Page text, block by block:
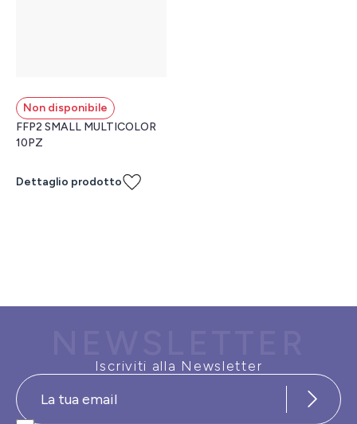
Non disponibile
FFP2 SMALL MULTICOLOR
10PZ
Dettaglio prodotto
Iscriviti alla Newsletter